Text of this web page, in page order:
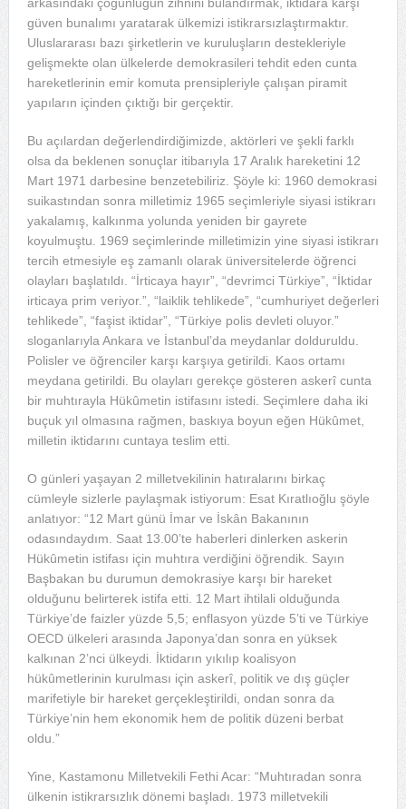
güven bunalımı yaratarak ülkemizi istikrarsızlaştırmaktır.
Uluslararası bazı şirketlerin ve kuruluşların destekleriyle
gelişmekte olan ülkelerde demokrasileri tehdit eden cunta
hareketlerinin emir komuta prensipleriyle çalışan piramit
yapıların içinden çıktığı bir gerçektir.
Bu açılardan değerlendirdiğimizde, aktörleri ve şekli farklı
olsa da beklenen sonuçlar itibarıyla 17 Aralık hareketini 12
Mart 1971 darbesine benzetebiliriz. Şöyle ki: 1960 demokrasi
suikastından sonra milletimiz 1965 seçimleriyle siyasi istikrarı
yakalamış, kalkınma yolunda yeniden bir gayrete
koyulmuştu. 1969 seçimlerinde milletimizin yine siyasi istikrarı
tercih etmesiyle eş zamanlı olarak üniversitelerde öğrenci
olayları başlatıldı. “İrticaya hayır”, “devrimci Türkiye”, “İktidar
irticaya prim veriyor.”, “laiklik tehlikede”, “cumhuriyet değerleri
tehlikede”, “faşist iktidar”, “Türkiye polis devleti oluyor.”
sloganlarıyla Ankara ve İstanbul’da meydanlar dolduruldu.
Polisler ve öğrenciler karşı karşıya getirildi. Kaos ortamı
meydana getirildi. Bu olayları gerekçe gösteren askerî cunta
bir muhtırayla Hükûmetin istifasını istedi. Seçimlere daha iki
buçuk yıl olmasına rağmen, baskıya boyun eğen Hükûmet,
milletin iktidarını cuntaya teslim etti.
O günleri yaşayan 2 milletvekilinin hatıralarını birkaç
cümleyle sizlerle paylaşmak istiyorum: Esat Kıratlıoğlu şöyle
anlatıyor: “12 Mart günü İmar ve İskân Bakanının
odasındaydım. Saat 13.00’te haberleri dinlerken askerin
Hükûmetin istifası için muhtıra verdiğini öğrendik. Sayın
Başbakan bu durumun demokrasiye karşı bir hareket
olduğunu belirterek istifa etti. 12 Mart ihtilali olduğunda
Türkiye’de faizler yüzde 5,5; enflasyon yüzde 5’ti ve Türkiye
OECD ülkeleri arasında Japonya’dan sonra en yüksek
kalkınan 2’nci ülkeydi. İktidarın yıkılıp koalisyon
hükûmetlerinin kurulması için askerî, politik ve dış güçler
marifetiyle bir hareket gerçekleştirildi, ondan sonra da
Türkiye’nin hem ekonomik hem de politik düzeni berbat
oldu.”
Yine, Kastamonu Milletvekili Fethi Acar: “Muhtıradan sonra
ülkenin istikrarsızlık dönemi başladı. 1973 milletvekili